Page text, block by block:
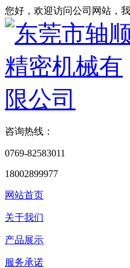
您好，欢迎访问公司网站，
咨询热线：
0769-82583011
18002899977
网站首页
关于我们
产品展示
服务承诺